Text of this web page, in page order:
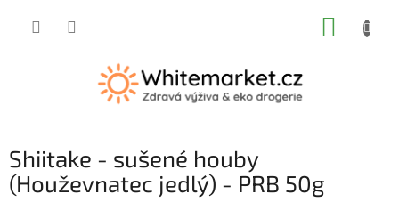
Shiitake - sušené houby
(Houževnatec jedlý) - PRB 50g